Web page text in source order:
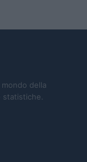
della